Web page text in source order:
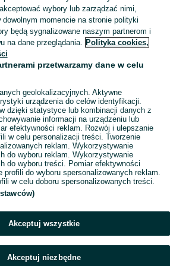
wybory lub zarządzać nimi,
dowolnym momencie na stronie polityki
będą sygnalizowane naszym partnerom i
na dane przeglądania. Polityka cookies,
przetwarzamy dane w celu
geolokalizacyjnych. Aktywne
urządzenia do celów identyfikacji.
dzięki statystyce lub kombinacji danych z
informacji na urządzeniu lub
efektywności reklam. Rozwój i ulepszanie
w celu personalizacji treści. Tworzenie
reklam. Wykorzystywanie
do wyboru reklam. Wykorzystywanie
do wyboru treści. Pomiar efektywności
profili do wyboru spersonalizowanych reklam.
w celu doboru spersonalizowanych treści.
Akceptuj wszystkie
Akceptuj niezbędne